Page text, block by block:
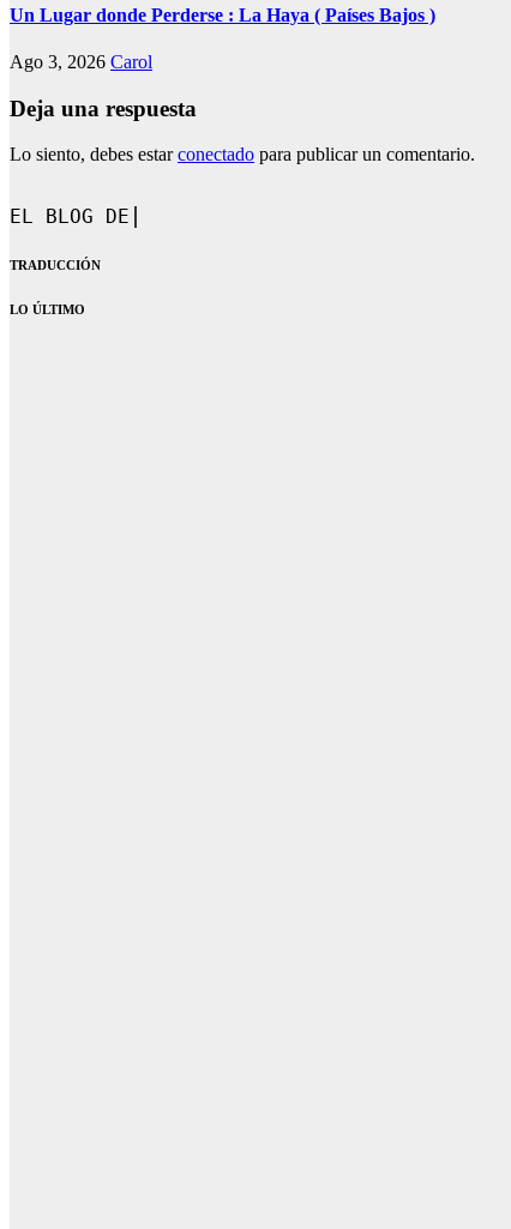
Un Lugar donde Perderse : La Haya ( Países Bajos )
Ago 3, 2026 Carol
Deja una respuesta
Lo siento, debes estarconectado para publicar un comentario.
EL BLOG DE CAROL.
TRADUCCIÓN
LO ÚLTIMO